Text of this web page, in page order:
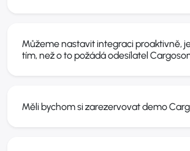
Můžeme nastavit integraci proaktivně,
tím, než o to požádá odesílatel
Měli bychom si zarezervovat demo